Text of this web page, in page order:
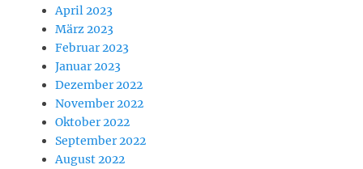
April 2023
März 2023
Februar 2023
Januar 2023
Dezember 2022
November 2022
Oktober 2022
September 2022
August 2022